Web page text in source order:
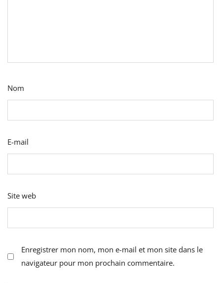
Nom
E-mail
Site web
Enregistrer mon nom, mon e-mail et mon site dans le
navigateur pour mon prochain commentaire.